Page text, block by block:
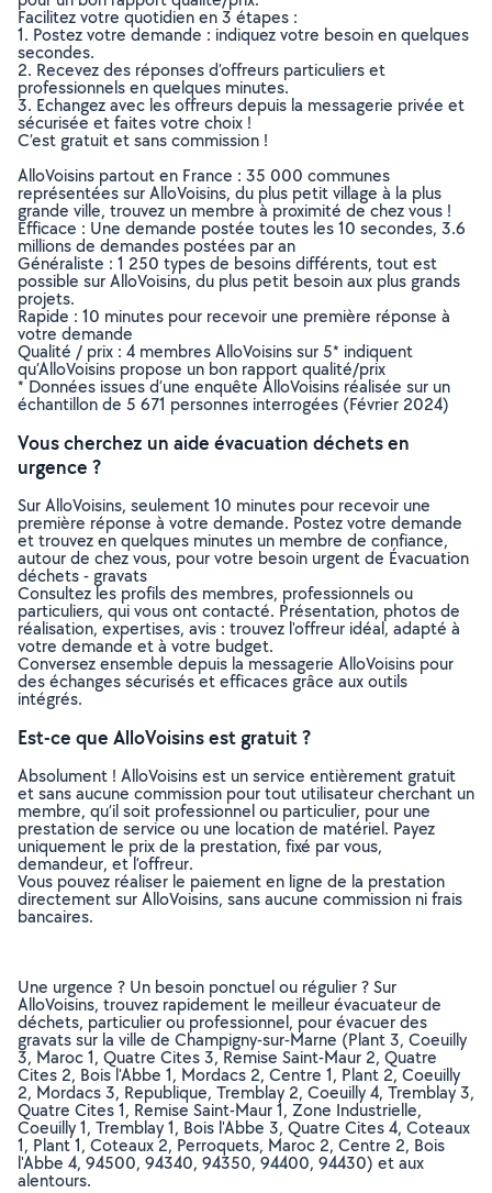
Facilitez votre quotidien en 3 étapes :
1. Postez votre demande : indiquez votre besoin en quelques
secondes.
2. Recevez des réponses d’offreurs particuliers et
professionnels en quelques minutes.
3. Echangez avec les offreurs depuis la messagerie privée et
sécurisée et faites votre choix !
C’est gratuit et sans commission !
AlloVoisins partout en France : 35 000 communes
représentées sur AlloVoisins, du plus petit village à la plus
grande ville, trouvez un membre à proximité de chez vous !
Efficace : Une demande postée toutes les 10 secondes, 3.6
millions de demandes postées par an
Généraliste : 1 250 types de besoins différents, tout est
possible sur AlloVoisins, du plus petit besoin aux plus grands
projets.
Rapide : 10 minutes pour recevoir une première réponse à
votre demande
Qualité / prix : 4 membres AlloVoisins sur 5* indiquent
qu’AlloVoisins propose un bon rapport qualité/prix
* Données issues d’une enquête AlloVoisins réalisée sur un
échantillon de 5 671 personnes interrogées (Février 2024)
Vous cherchez un aide évacuation déchets en
urgence ?
Sur AlloVoisins, seulement 10 minutes pour recevoir une
première réponse à votre demande. Postez votre demande
et trouvez en quelques minutes un membre de confiance,
autour de chez vous, pour votre besoin urgent de Évacuation
déchets - gravats
Consultez les profils des membres, professionnels ou
particuliers, qui vous ont contacté. Présentation, photos de
réalisation, expertises, avis : trouvez l'offreur idéal, adapté à
votre demande et à votre budget.
Conversez ensemble depuis la messagerie AlloVoisins pour
des échanges sécurisés et efficaces grâce aux outils
intégrés.
Est-ce que AlloVoisins est gratuit ?
Absolument ! AlloVoisins est un service entièrement gratuit
et sans aucune commission pour tout utilisateur cherchant un
membre, qu’il soit professionnel ou particulier, pour une
prestation de service ou une location de matériel. Payez
uniquement le prix de la prestation, fixé par vous,
demandeur, et l’offreur.
Vous pouvez réaliser le paiement en ligne de la prestation
directement sur AlloVoisins, sans aucune commission ni frais
bancaires.
Une urgence ? Un besoin ponctuel ou régulier ? Sur
AlloVoisins, trouvez rapidement le meilleur évacuateur de
déchets, particulier ou professionnel, pour évacuer des
gravats sur la ville de Champigny-sur-Marne (Plant 3, Coeuilly
3, Maroc 1, Quatre Cites 3, Remise Saint-Maur 2, Quatre
Cites 2, Bois l'Abbe 1, Mordacs 2, Centre 1, Plant 2, Coeuilly
2, Mordacs 3, Republique, Tremblay 2, Coeuilly 4, Tremblay 3,
Quatre Cites 1, Remise Saint-Maur 1, Zone Industrielle,
Coeuilly 1, Tremblay 1, Bois l'Abbe 3, Quatre Cites 4, Coteaux
1, Plant 1, Coteaux 2, Perroquets, Maroc 2, Centre 2, Bois
l'Abbe 4, 94500, 94340, 94350, 94400, 94430) et aux
alentours.